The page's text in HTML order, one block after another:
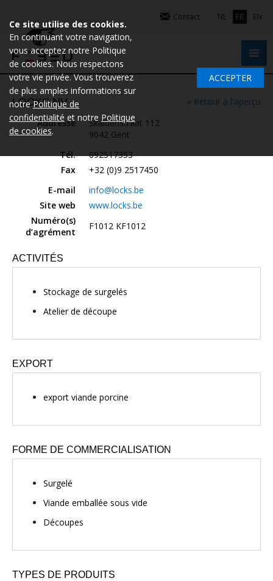
Contact NL FR EN
« Retour à l'aperçu
LOCKS NV
Addresse
Skaldenstraat 112
9042 Gent
Tél.
092517353
Fax
+32 (0)9 2517450
E-mail
info@locks.be
Site web
www.locks.be
Numéro(s)
d’agrément
F1012 KF1012
ACTIVITÉS
Stockage de surgelés
Atelier de découpe
EXPORT
export viande porcine
FORME DE COMMERCIALISATION
Surgelé
Viande emballée sous vide
Découpes
TYPES DE PRODUITS
Ce site utilise des cookies.
En continuant votre navigation,
vous acceptez notre Politique
de cookies. Nous respectons
votre vie privée. Vous trouverez
de plus amples informations sur
notrePolitique de
confidentialité et notre Politique
de cookies.
ACCEPTER